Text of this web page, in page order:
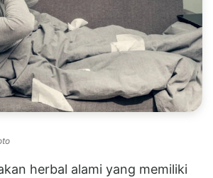
herbal alami yang memiliki